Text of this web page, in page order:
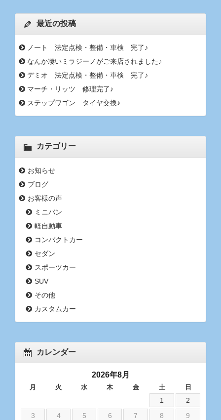
最近の投稿
ノート 法定点検・整備・車検 完了♪
なんか凄いミラジーノがご来店されました♪
デミオ 法定点検・整備・車検 完了♪
マーチ・リッツ 修理完了♪
ステップワゴン タイヤ交換♪
カテゴリー
お知らせ
ブログ
お客様の声
ミニバン
軽自動車
コンパクトカー
セダン
スポーツカー
SUV
その他
カスタムカー
カレンダー
2026年8月
月 火 水 木 金 土 日
1
2
3
4 5 6 7 8
9